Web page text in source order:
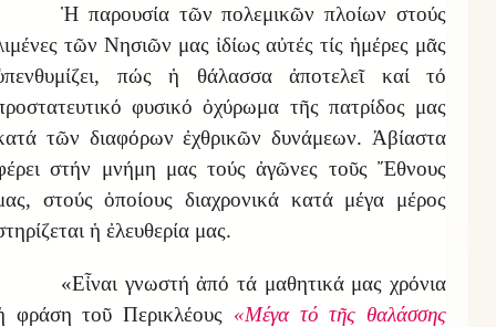
Ἡ παρουσία τῶν πολεμικῶν πλοίων στούς
τῶν Νησιῶν μας ἰδίως αὐτές τίς ἡμέρες μᾶς
πώς ἡ θάλασσα ἀποτελεῖ καί τό
φυσικό ὀχύρωμα τῆς πατρίδος μας
τῶν διαφόρων ἐχθρικῶν δυνάμεων. Ἀβίαστα
στήν μνήμη μας τούς ἀγῶνες τοῦς Ἔθνους
στούς ὁποίους διαχρονικά κατά μέγα μέρος
ἡ ἐλευθερία μας.
«Εἶναι γνωστή ἀπό τά μαθητικά μας χρόνια
φράση τοῦ Περικλέους «Μέγα τό τῆς θαλάσσης